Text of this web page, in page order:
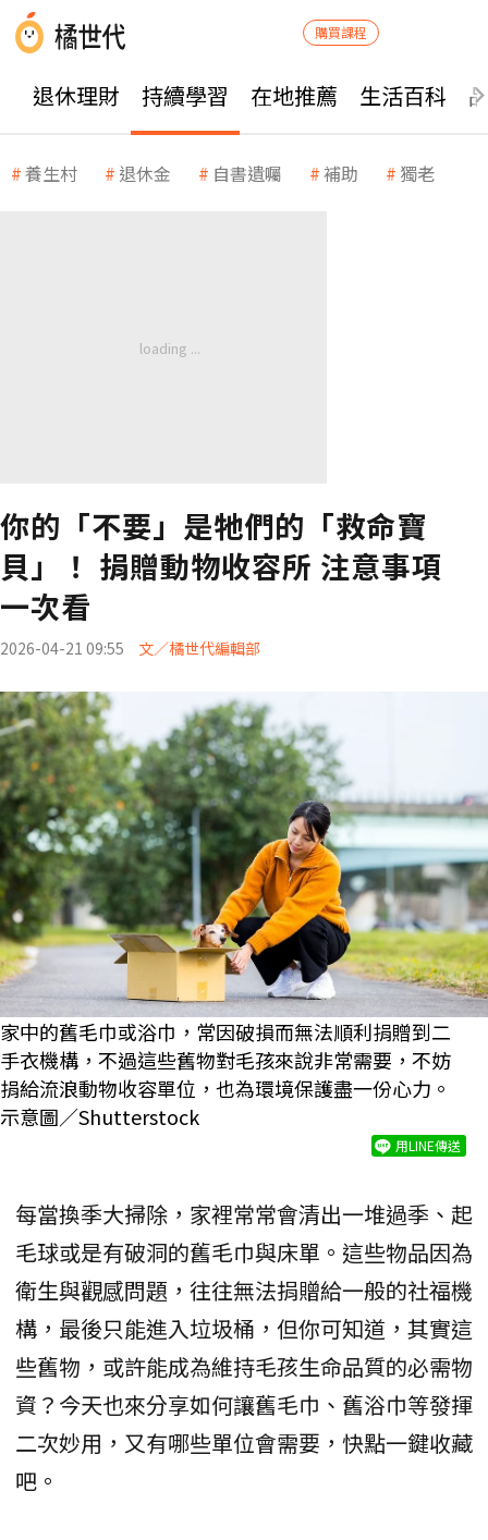
購買課程
退休理財 持續學習 在地推薦 生活百科
養生村 退休金 自書遺囑 補助 獨老
你的「不要」是牠們的「救命寶
貝」！ 捐贈動物收容所 注意事項
一次看
2026-04-21 09:55 文／橘世代編輯部
家中的舊毛巾或浴巾，常因破損而無法順利捐贈到二
手衣機構，不過這些舊物對毛孩來說非常需要，不妨
捐給流浪動物收容單位，也為環境保護盡一份心力。
示意圖／Shutterstock
用LINE傳送
每當換季大掃除，家裡常常會清出一堆過季、起
毛球或是有破洞的舊毛巾與床單。這些物品因為
衛生與觀感問題，往往無法捐贈給一般的社福機
構，最後只能進入垃圾桶，但你可知道，其實這
些舊物，或許能成為維持毛孩生命品質的必需物
資？今天也來分享如何讓舊毛巾、舊浴巾等發揮
二次妙用，又有哪些單位會需要，快點一鍵收藏
吧。